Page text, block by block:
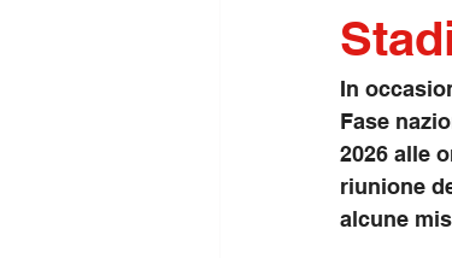
In
Fase
2026 alle
riunione
alcune